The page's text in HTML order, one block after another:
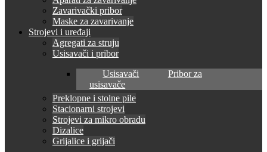
Zavarivački pribor
Maske za zavarivanje
Strojevi i uređaji
Agregati za struju
Usisavači i pribor
Usisavači
Pribor za
usisavače
Preklopne i stolne pile
Stacionarni strojevi
Strojevi za mikro obradu
Dizalice
Grijalice i grijači